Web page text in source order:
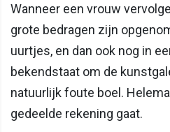
Wanneer een vrouw
grote bedragen zijn
uurtjes, en dan ook nog in
bekendstaat om de
natuurlijk foute boel.
gedeelde rekening gaat.